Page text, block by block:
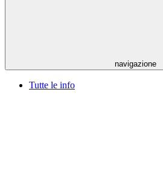
navigazione
Tutte le info